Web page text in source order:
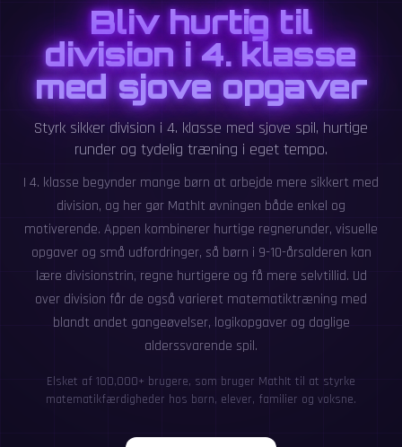
Bliv hurtig til
division i 4. klasse
med sjove opgaver
Styrk sikker division i 4. klasse med sjove spil, hurtige
runder og tydelig træning i eget tempo.
I 4. klasse begynder mange børn at arbejde mere sikkert med
division, og her gør MathIt øvningen både enkel og
motiverende. Appen kombinerer hurtige regnerunder, visuelle
opgaver og små udfordringer, så børn i 9-10-årsalderen kan
lære divisionstrin, regne hurtigere og få mere selvtillid. Ud
over division får de også varieret matematiktræning med
blandt andet gangeøvelser, logikopgaver og daglige
alderssvarende spil.
Elsket af 100,000+ brugere, som bruger MathIt til at styrke
matematikfærdigheder hos børn, elever, familier og voksne.